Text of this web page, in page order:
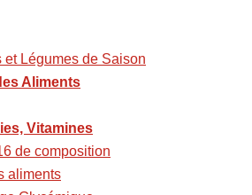
Légumes de Saison
Aliments
Vitamines
de composition
aliments